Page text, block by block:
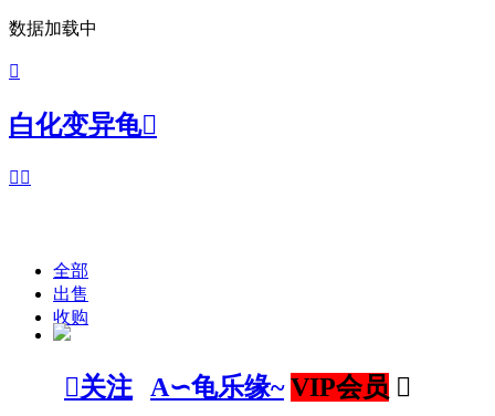
数据加载中

白化变异龟
 
全部
出售
收购
关注 A∽龟乐缘~ VIP会员 